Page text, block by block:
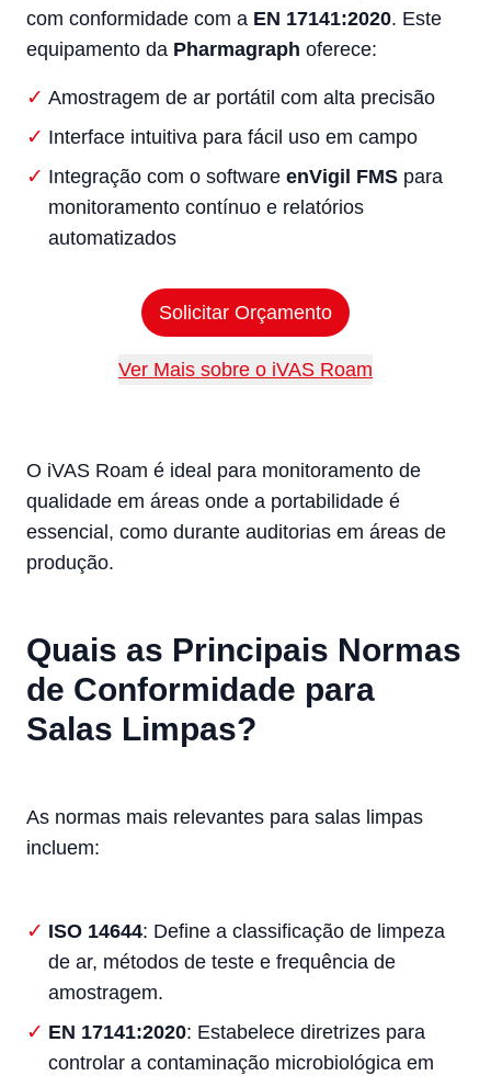
com conformidade com a EN 17141:2020. Este
equipamento da Pharmagraph oferece:
Amostragem de ar portátil com alta precisão
Interface intuitiva para fácil uso em campo
Integração com o software enVigil FMS para
monitoramento contínuo e relatórios
automatizados
Solicitar Orçamento
Ver Mais sobre o iVAS Roam
O iVAS Roam é ideal para monitoramento de
qualidade em áreas onde a portabilidade é
essencial, como durante auditorias em áreas de
produção.
Quais as Principais Normas
de Conformidade para
Salas Limpas?
As normas mais relevantes para salas limpas
incluem:
ISO 14644: Define a classificação de limpeza
de ar, métodos de teste e frequência de
amostragem.
EN 17141:2020: Estabelece diretrizes para
controlar a contaminação microbiológica em